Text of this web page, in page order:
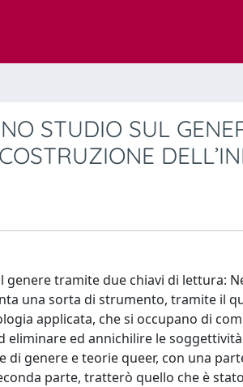
STUDIO SUL
genere tramite due chiavi di lettura:
una sorta di strumento, tramite il
applicata, che si occupano di
eliminare ed annichilire le
genere e teorie queer, con una
parte, tratterò quello che è